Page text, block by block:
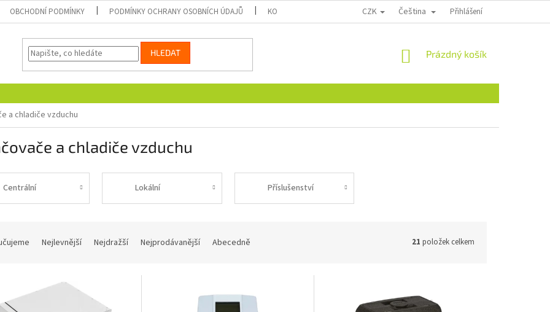
OBCHODNÍ PODMÍNKY PODMÍNKY OCHRANY OSOBNÍCH ÚDAJŮ KONTAKTY CZK Čeština Přihlášení
HLEDAT
NÁKUPNÍ
Prázdný košík
a chladiče vzduchu
a chladiče vzduchu
Centrální Lokální Příslušenství
Nejlevnější Nejdražší Nejprodávanější Abecedně 21 položek celkem